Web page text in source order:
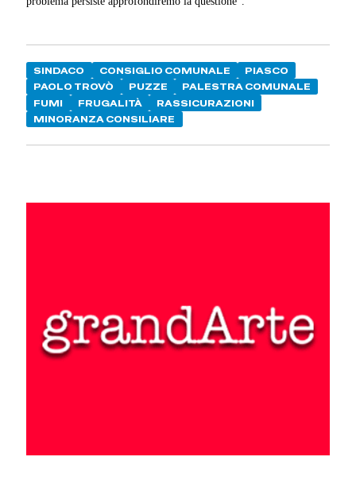
SINDACO CONSIGLIO COMUNALE
PIASCO
PAOLO TROVÒ
PUZZE
PALESTRA COMUNALE
FUMI
FRUGALITÀ
RASSICURAZIONI
MINORANZA CONSILIARE